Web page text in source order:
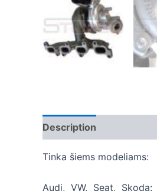
Description
Tinka šiems modeliams:
Audi, VW, Seat, Skoda: